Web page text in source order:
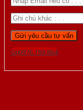
Gọi 0976.169.864